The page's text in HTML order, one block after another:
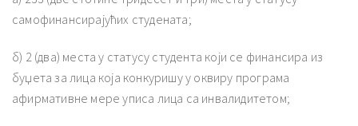
самофинансирајућих студената;
б) 2 (два) места у статусу студента који се финансира из
буџета за лица која конкуришу у оквиру програма
афирмативне мере уписа лица са инвалидитетом;